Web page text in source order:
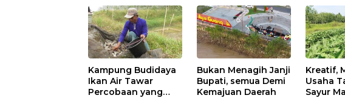
Kampung Budidaya
Ikan Air Tawar
Percobaan yang
Bukan Menagih Janji
Bupati, semua Demi
Kemajuan Daerah
Kreatif,
Usaha
Sayur